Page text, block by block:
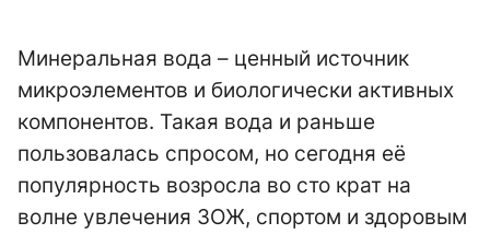
Минеральная вода – ценный источник
микроэлементов и биологически активных
компонентов. Такая вода и раньше
пользовалась спросом, но сегодня её
популярность возросла во сто крат на
волне увлечения ЗОЖ, спортом и здоровым